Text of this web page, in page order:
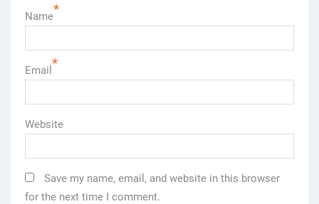
Name*
Email *
Website
Save my name, email, and website in this browser
for the next time I comment.